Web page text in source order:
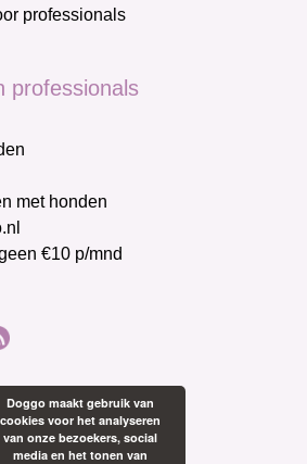
professionals
professionals
met honden
€10 p/mnd
Doggo maakt gebruik van
cookies voor het analyseren
van onze bezoekers, social
media en het tonen van